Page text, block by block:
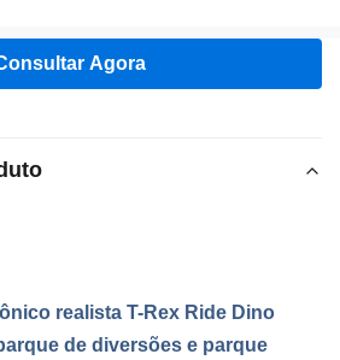
Agora
realista T-Rex Ride Dino
de diversões e parque